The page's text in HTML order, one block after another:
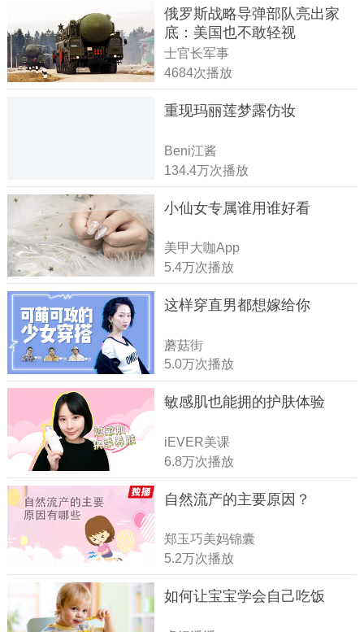
俄罗斯战略导弹部队亮出家
底：美国也不敢轻视
士官长军事
4684次播放
重现玛丽莲梦露仿妆
Beni江酱
134.4万次播放
小仙女专属谁用谁好看
美甲大咖App
5.4万次播放
这样穿直男都想嫁给你
蘑菇街
5.0万次播放
敏感肌也能拥的护肤体验
iEVER美课
6.8万次播放
自然流产的主要原因？
郑玉巧美妈锦囊
5.2万次播放
如何让宝宝学会自己吃饭